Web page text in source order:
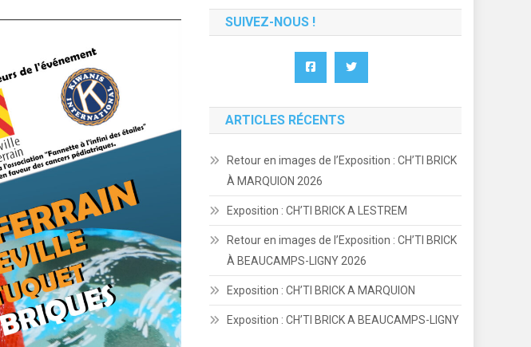
SUIVEZ-NOUS !
ARTICLES RÉCENTS
Retour en images de l’Exposition : CH’TI BRICK
À MARQUION 2026
Exposition : CH’TI BRICK A LESTREM
Retour en images de l’Exposition : CH’TI BRICK
À BEAUCAMPS-LIGNY 2026
Exposition : CH’TI BRICK A MARQUION
Exposition : CH’TI BRICK A BEAUCAMPS-LIGNY